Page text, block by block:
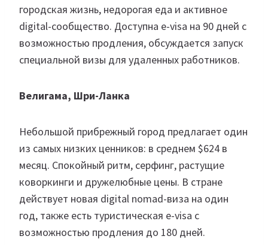
городская жизнь, недорогая еда и активное
digital-сообщество. Доступна e-visa на 90 дней с
возможностью продления, обсуждается запуск
специальной визы для удаленных работников.
Велигама, Шри-Ланка
Небольшой прибрежный город предлагает один
из самых низких ценников: в среднем $624 в
месяц. Спокойный ритм, серфинг, растущие
коворкинги и дружелюбные цены. В стране
действует новая digital nomad-виза на один
год, также есть туристическая e-visa с
возможностью продления до 180 дней.